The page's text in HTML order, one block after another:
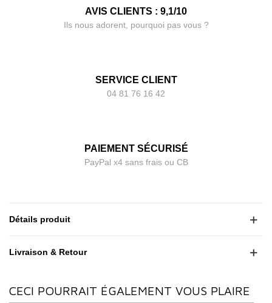
AVIS CLIENTS : 9,1/10
Ils nous adorent, pourquoi pas vous ?
SERVICE CLIENT
04 81 76 16 42
PAIEMENT SÉCURISÉ
PayPal x4 sans frais ou CB
Détails produit
Livraison & Retour
CECI POURRAIT ÉGALEMENT VOUS PLAIRE